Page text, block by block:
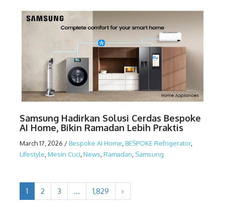
Samsung Hadirkan Solusi Cerdas Bespoke
AI Home, Bikin Ramadan Lebih Praktis
March 17, 2026 /Bespoke AI Home,BESPOKE Refrigerator,
Lifestyle,Mesin Cuci,News,Ramadan, Samsung
1 2 3 … 1,829 ›